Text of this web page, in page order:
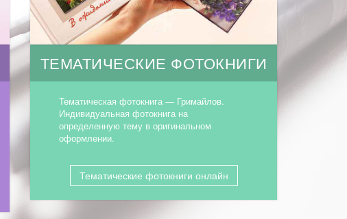
ТЕМАТИЧЕСКИЕ ФОТОКНИГИ
Тематическая фотокнига — Гримайлов.
Индивидуальная фотокнига на
определенную тему в оригинальном
оформлении.
Тематические фотокниги онлайн